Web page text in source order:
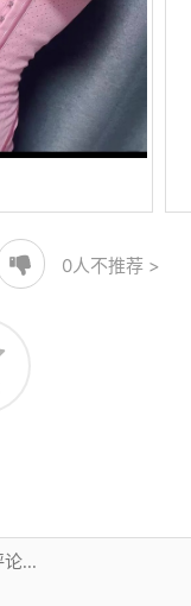
0人不推荐 >